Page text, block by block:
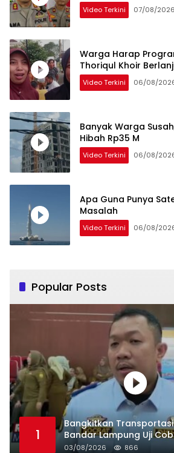
Video Terkini 07/08/2026
Warga Harap
Thoriqul Khoir
Video Terkini 06/08/
Banyak Warga
Hibah Rp35 M
Video Terkini 06/08/
Apa Guna Punya
Masalah
Video Terkini 06/08/
Popular Posts
1
Bangkitkan Transportasi
Bandar Lampung Uji
03/08/2026 866